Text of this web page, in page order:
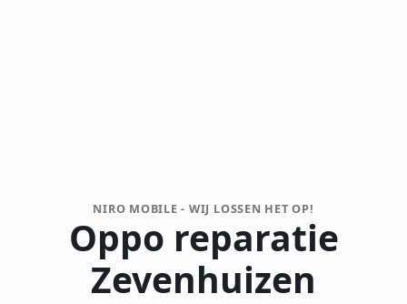
NIRO MOBILE - WIJ LOSSEN HET OP!
Oppo reparatie
Zevenhuizen